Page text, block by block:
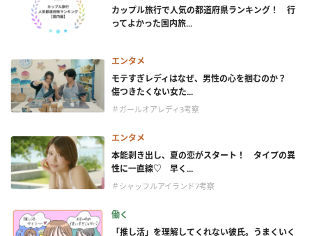
カップル旅行で人気の都道府県ランキング！ 行
ってよかった国内旅...
エンタメ
モテすぎレディはなぜ、男性の心を掴むのか？
傷つきたくない女た...
＃ガールオアレディ3考察
エンタメ
本能剥き出し、夏の恋がスタート！ タイプの異
性に一直線♡ 早く...
＃シャッフルアイランド7考察
働く
「推し活」を理解してくれない彼氏。うまくいく